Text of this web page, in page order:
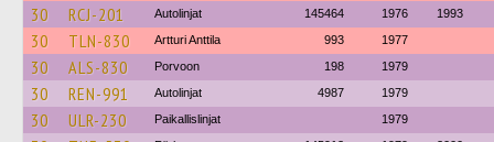
30 RCJ-201 Autolinjat 145464 1976 1993
30 TLN-830 Artturi Anttila 993 1977
30 ALS-830 Porvoon 198 1979
30 REN-991 Autolinjat 4987 1979
30 ULR-230 Paikallislinjat 1979